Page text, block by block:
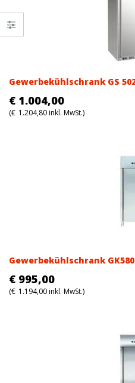
Gewerbekühlschrank GS
€ 1.004,00
(€ 1.204,80inkl. MwSt.)
Gewerbekühlschrank
€ 995,00
(€ 1.194,00inkl. MwSt.)